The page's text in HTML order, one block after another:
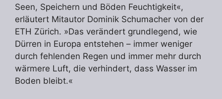
Seen, Speichern und Böden Feuchtigkeit«,
erläutert Mitautor Dominik Schumacher von der
ETH Zürich. »Das verändert grundlegend, wie
Dürren in Europa entstehen – immer weniger
durch fehlenden Regen und immer mehr durch
wärmere Luft, die verhindert, dass Wasser im
Boden bleibt.«